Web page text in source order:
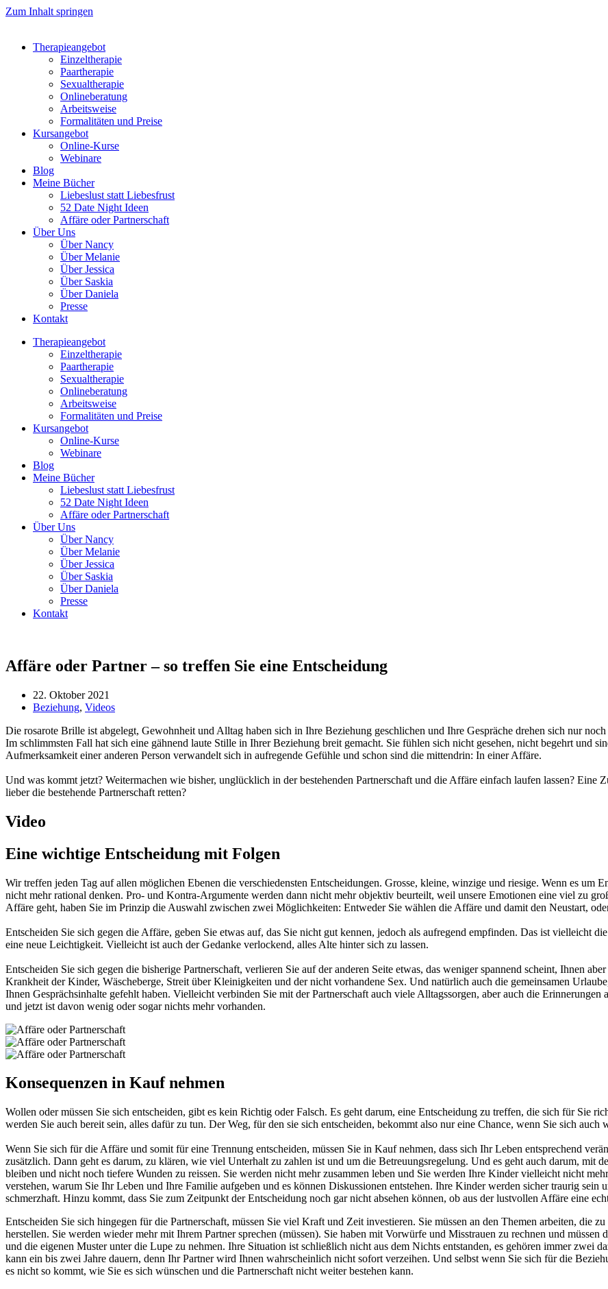
Zum Inhalt springen
Therapieangebot
Einzeltherapie
Paartherapie
Sexualtherapie
Onlineberatung
Arbeitsweise
Formalitäten und Preise
Kursangebot
Online-Kurse
Webinare
Blog
Meine Bücher
Liebeslust statt Liebesfrust
52 Date Night Ideen
Affäre oder Partnerschaft
Über Uns
Über Nancy
Über Melanie
Über Jessica
Über Saskia
Über Daniela
Presse
Kontakt
Therapieangebot
Einzeltherapie
Paartherapie
Sexualtherapie
Onlineberatung
Arbeitsweise
Formalitäten und Preise
Kursangebot
Online-Kurse
Webinare
Blog
Meine Bücher
Liebeslust statt Liebesfrust
52 Date Night Ideen
Affäre oder Partnerschaft
Über Uns
Über Nancy
Über Melanie
Über Jessica
Über Saskia
Über Daniela
Presse
Kontakt
Affäre oder Partner – so treffen Sie eine Entscheidung
22. Oktober 2021
Beziehung, Videos
Die rosarote Brille ist abgelegt, Gewohnheit und Alltag haben sich in Ihre Beziehung geschlichen und Ihre Gespräche drehen sich nur
Im schlimmsten Fall hat sich eine gähnend laute Stille in Ihrer Beziehung breit gemacht. Sie fühlen sich nicht gesehen, nicht begehrt und
Aufmerksamkeit einer anderen Person verwandelt sich in aufregende Gefühle und schon sind die mittendrin: In einer Affäre.
Und was kommt jetzt? Weitermachen wie bisher, unglücklich in der bestehenden Partnerschaft und die Affäre einfach laufen lassen? Eine
lieber die bestehende Partnerschaft retten?
Video
Eine wichtige Entscheidung mit Folgen
Wir treffen jeden Tag auf allen möglichen Ebenen die verschiedensten Entscheidungen. Grosse, kleine, winzige und riesige. Wenn es um
nicht mehr rational denken. Pro- und Kontra-Argumente werden dann nicht mehr objektiv beurteilt, weil unsere Emotionen eine viel zu
Affäre geht, haben Sie im Prinzip die Auswahl zwischen zwei Möglichkeiten: Entweder Sie wählen die Affäre und damit den Neustart,
Entscheiden Sie sich gegen die Affäre, geben Sie etwas auf, das Sie nicht gut kennen, jedoch als aufregend empfinden. Das ist vielleicht
eine neue Leichtigkeit. Vielleicht ist auch der Gedanke verlockend, alles Alte hinter sich zu lassen.
Entscheiden Sie sich gegen die bisherige Partnerschaft, verlieren Sie auf der anderen Seite etwas, das weniger spannend scheint, Ihnen
Krankheit der Kinder, Wäscheberge, Streit über Kleinigkeiten und der nicht vorhandene Sex. Und natürlich auch die gemeinsamen
Ihnen Gesprächsinhalte gefehlt haben. Vielleicht verbinden Sie mit der Partnerschaft auch viele Alltagssorgen, aber auch die
und jetzt ist davon wenig oder sogar nichts mehr vorhanden.
Konsequenzen in Kauf nehmen
Wollen oder müssen Sie sich entscheiden, gibt es kein Richtig oder Falsch. Es geht darum, eine Entscheidung zu treffen, die sich für Sie
werden Sie auch bereit sein, alles dafür zu tun. Der Weg, für den sie sich entscheiden, bekommt also nur eine Chance, wenn Sie sich auch
Wenn Sie sich für die Affäre und somit für eine Trennung entscheiden, müssen Sie in Kauf nehmen, dass sich Ihr Leben entsprechend
zusätzlich. Dann geht es darum, zu klären, wie viel Unterhalt zu zahlen ist und um die Betreuungsregelung. Und es geht auch darum, mit
bleiben und nicht noch tiefere Wunden zu reissen. Sie werden nicht mehr zusammen leben und Sie werden Ihre Kinder vielleicht nicht
verstehen, warum Sie Ihr Leben und Ihre Familie aufgeben und es können Diskussionen entstehen. Ihre Kinder werden sicher traurig sein
schmerzhaft. Hinzu kommt, dass Sie zum Zeitpunkt der Entscheidung noch gar nicht absehen können, ob aus der lustvollen Affäre eine
Entscheiden Sie sich hingegen für die Partnerschaft, müssen Sie viel Kraft und Zeit investieren. Sie müssen an den Themen arbeiten, die
herstellen. Sie werden wieder mehr mit Ihrem Partner sprechen (müssen). Sie haben mit Vorwürfe und Misstrauen zu rechnen und müssen
und die eigenen Muster unter die Lupe zu nehmen. Ihre Situation ist schließlich nicht aus dem Nichts entstanden, es gehören immer zwei
kann ein bis zwei Jahre dauern, denn Ihr Partner wird Ihnen wahrscheinlich nicht sofort verzeihen. Und selbst wenn Sie sich für die
es nicht so kommt, wie Sie es sich wünschen und die Partnerschaft nicht weiter bestehen kann.